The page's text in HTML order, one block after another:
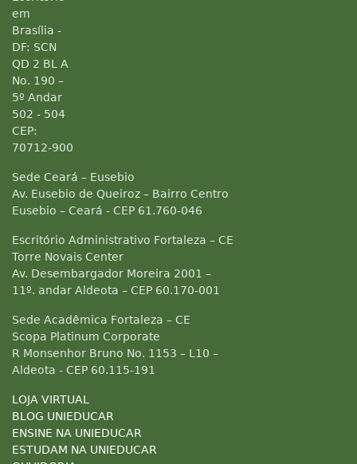
em
Brasília -
DF: SCN
QD 2 BL A
No. 190 –
5º Andar
502 - 504
CEP:
70712-900
Sede Ceará – Eusebio
Av. Eusebio de Queiroz – Bairro Centro
Eusebio – Ceará - CEP 61.760-046
Escritório Administrativo Fortaleza – CE
Torre Novais Center
Av. Desembargador Moreira 2001 –
11º. andar Aldeota – CEP 60.170-001
Sede Acadêmica Fortaleza – CE
Scopa Platinum Corporate
R Monsenhor Bruno No. 1153 – L10 –
Aldeota - CEP 60.115-191
LOJA VIRTUAL
BLOG UNIEDUCAR
ENSINE NA UNIEDUCAR
ESTUDAM NA UNIEDUCAR